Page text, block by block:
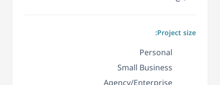
Project size:
Personal
Small Business